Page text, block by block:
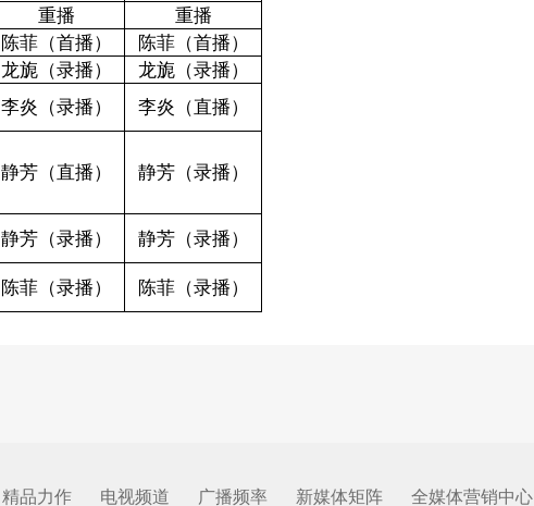
重播
重播
陈菲（首播）
陈菲（首播）
龙旎（录播） 龙旎（录播）
李炎（录播） 李炎（直播）
静芳（直播） 静芳（录播）
静芳（录播） 静芳（录播）
陈菲（录播） 陈菲（录播）
精品力作 电视频道 广播频率 新媒体矩阵 全媒体营销中心